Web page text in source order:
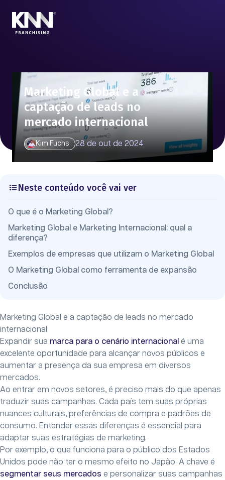
Marketing Global e a
captação de leads no
mercado internacional
Kim Fuchs 28 de out de 2024
Neste conteúdo você vai ver
O que é o Marketing Global?
Marketing Global e Marketing Internacional: qual a
diferença?
Exemplos de empresas que utilizam o Marketing Global
O Marketing Global como ferramenta de expansão
Conclusão
Marketing Global e a captação de leads no mercado
internacional
Expandir sua marca para o cenário internacional é uma
excelente oportunidade para alcançar novos públicos e
aumentar a presença da sua empresa em diversos
mercados.
Ao entrar em novos setores, é preciso mais do que apenas
traduzir suas campanhas. Cada país tem suas próprias
nuances culturais, preferências de compra e padrões de
consumo. Entender essas diferenças é essencial para
adaptar suas estratégias de marketing.
Por exemplo, o que funciona para o público dos Estados
Unidos pode não ter o mesmo efeito no Japão. A chave é
segmentar seus mercados e personalizar suas campanhas